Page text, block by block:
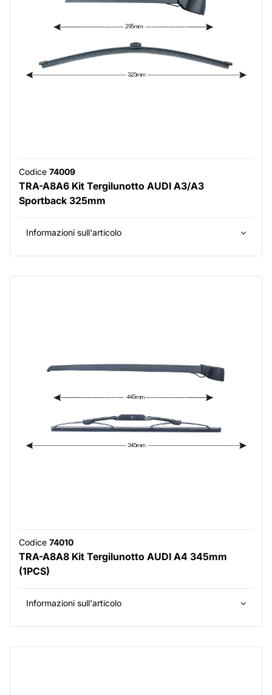
Codice 74009
TRA-A8A6 Kit Tergilunotto AUDI A3/A3
Sportback 325mm
Informazioni sull'articolo
Codice 74010
TRA-A8A8 Kit Tergilunotto AUDI A4 345mm
(1PCS)
Informazioni sull'articolo